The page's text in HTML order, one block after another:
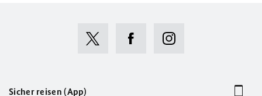
Sicher reisen (App)